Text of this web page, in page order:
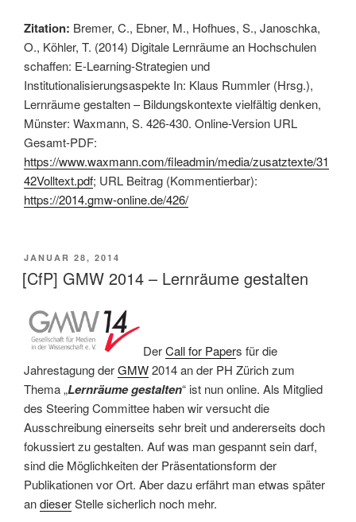
Zitation: Bremer, C., Ebner, M., Hofhues, S., Janoschka,
O., Köhler, T. (2014) Digitale Lernräume an Hochschulen
schaffen: E-Learning-Strategien und
Institutionalisierungsaspekte In: Klaus Rummler (Hrsg.),
Lernräume gestalten – Bildungskontexte vielfältig denken,
Münster: Waxmann, S. 426-430. Online-Version URL
Gesamt-PDF:
https://www.waxmann.com/fileadmin/media/zusatztexte/31
42Volltext.pdf; URL Beitrag (Kommentierbar):
https://2014.gmw-online.de/426/
VERÖFFENTLICHT
AM
JANUAR 28, 2014
[CfP] GMW 2014 – Lernräume gestalten
DerCall for Papers für die
Jahrestagung derGMW2014 an der PH Zürich zum
Thema „Lernräume gestalten“ ist nun online. Als Mitglied
des Steering Committee haben wir versucht die
Ausschreibung einerseits sehr breit und andererseits doch
fokussiert zu gestalten. Auf was man gespannt sein darf,
sind die Möglichkeiten der Präsentationsform der
Publikationen vor Ort. Aber dazu erfährt man etwas später
andieserStelle sicherlich noch mehr.